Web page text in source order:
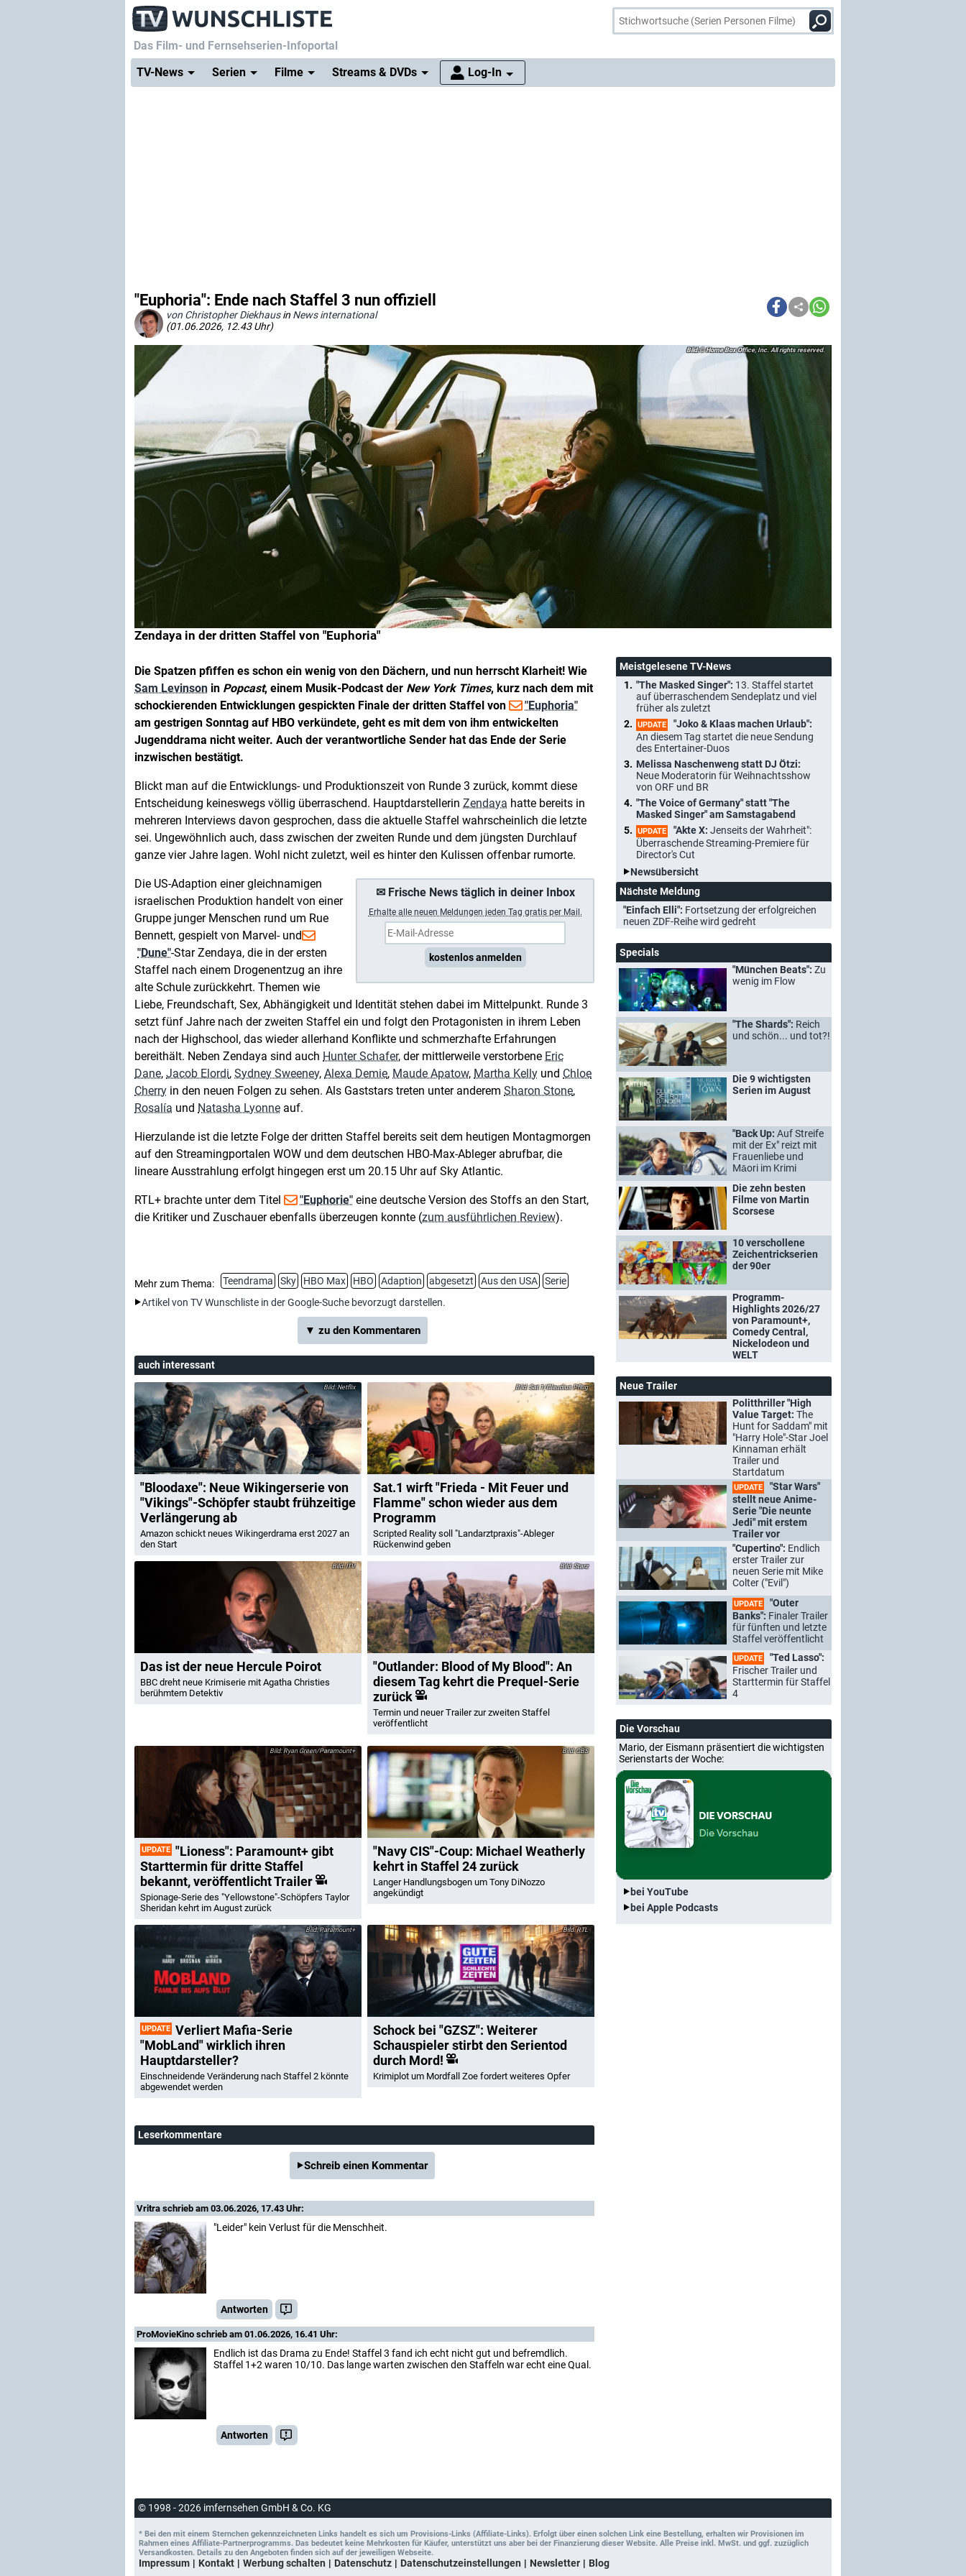
Das Film- und Fernsehserien-Infoportal
TV-News
Serien Filme Streams & DVDs Log-In
"Euphoria": Ende nach Staffel 3 nun offiziell
von Christopher Diekhausin News international
(01.06.2026, 12.43 Uhr)
Zendaya in der dritten Staffel von "Euphoria"
© Home Box Office, Inc. All rights reserved.
Die Spatzen pfiffen es schon ein wenig von den Dächern, und nun herrscht Klarheit! Wie
Sam Levinson in Popcast, einem Musik-Podcast der New York Times, kurz nach dem mit
schockierenden Entwicklungen gespickten Finale der dritten Staffel von
"Euphoria"
am gestrigen Sonntag auf HBO verkündete, geht es mit dem von ihm entwickelten
Jugenddrama nicht weiter. Auch der verantwortliche Sender hat das Ende der Serie
inzwischen bestätigt.
Blickt man auf die Entwicklungs- und Produktionszeit von Runde 3 zurück, kommt diese
Entscheidung keineswegs völlig überraschend. Hauptdarstellerin Zendaya hatte bereits in
mehreren Interviews davon gesprochen, dass die aktuelle Staffel wahrscheinlich die letzte
sei. Ungewöhnlich auch, dass zwischen der zweiten Runde und dem jüngsten Durchlauf
ganze vier Jahre lagen. Wohl nicht zuletzt, weil es hinter den Kulissen offenbar rumorte.
✉ Frische News täglich in deiner Inbox
Erhalte a lle neuen Meldungen jeden Tag gratis per Mail.
kostenlos anmelden
Die US-Adaption einer gleichnamigen
israelischen Produktion handelt von einer
Gruppe junger Menschen rund um Rue
Bennett, gespielt von Marvel- und
"Dune"-Star Zendaya, die in der ersten
Staffel nach einem Drogenentzug an ihre
alte Schule zurückkehrt. Themen wie
Liebe, Freundschaft, Sex, Abhängigkeit und Identität stehen dabei im Mittelpunkt. Runde 3
setzt fünf Jahre nach der zweiten Staffel ein und folgt den Protagonisten in ihrem Leben
nach der Highschool, das wieder allerhand Konflikte und schmerzhafte Erfahrungen
bereithält. Neben Zendaya sind auch Hunter Schafer, der mittlerweile verstorbene Eric
Dane, Jacob Elordi, Sydney Sweeney, Alexa Demie, Maude Apatow, Martha Kelly und Chloe
Cherry in den neuen Folgen zu sehen. Als Gaststars treten unter anderem Sharon Stone,
Rosalía und Natasha Lyonne auf.
Hierzulande ist die letzte Folge der dritten Staffel bereits seit dem heutigen Montagmorgen
auf den Streamingportalen WOW und dem deutschen HBO-Max-Ableger abrufbar, die
lineare Ausstrahlung erfolgt hingegen erst um 20.15 Uhr auf Sky Atlantic.
RTL+ brachte unter dem Titel "Euphorie" eine deutsche Version des Stoffs an den Start,
die Kritiker und Zuschauer ebenfalls überzeugen konnte (zum ausführlichen Review).
Mehr zum Thema: Teendrama Sky HBO Max HBO Adaption abgesetzt Aus den USA
Serie
Artikel von TV Wunschliste in der Google-Suche bevorzugt darstellen.
▼ zu den Kommentaren
auch interessant
Netflix
"Bloodaxe": Neue Wikingerserie von
"Vikings"-Schöpfer staubt frühzeitige
Verlängerung ab
Amazon schickt neues Wikingerdrama erst 2027 an
den Start
Sat.1/Claudius Pflug
Sat.1 wirft "Frieda - Mit Feuer und
Flamme" schon wieder aus dem
Programm
Scripted Reality soll "Landarztpraxis"-Ableger
Rückenwind geben
ITV
Das ist der neue Hercule Poirot
BBC dreht neue Krimiserie mit Agatha Christies
berühmtem Detektiv
Starz
"Outlander: Blood of My Blood": An
diesem Tag kehrt die Prequel-Serie
zurück
Termin und neuer Trailer zur zweiten Staffel
veröffentlicht
Ryan Green/Paramount+
UPDATE "Lioness": Paramount+ gibt
Starttermin für dritte Staffel
bekannt, veröffentlicht Trailer
Spionage-Serie des "Yellowstone"-Schöpfers Taylor
Sheridan kehrt im August zurück
CBS
"Navy CIS"-Coup: Michael Weatherly
kehrt in Staffel 24 zurück
Langer Handlungsbogen um Tony DiNozzo
angekündigt
Paramount+
UPDATE Verliert Mafia-Serie
"MobLand" wirklich ihren
Hauptdarsteller?
Einschneidende Veränderung nach Staffel 2 könnte
abgewendet werden
RTL
Schock bei "GZSZ": Weiterer
Schauspieler stirbt den Serientod
durch Mord!
Krimiplot um Mordfall Zoe fordert weiteres Opfer
Leserkommentare
Schreib einen Kommentar
Vritra schrieb am 03.06.2026, 17.43 Uhr:
"Leider" kein Verlust für die Menschheit.
Antworten
ProMovieKino schrieb am 01.06.2026, 16.41 Uhr:
Endlich ist das Drama zu Ende! Staffel 3 fand ich echt nicht gut und befremdlich.
Staffel 1+2 waren 10/10. Das lange warten zwischen den Staffeln war echt eine Qual.
Antworten
Meistgelesene TV-News
"The Masked Singer": 13. Staffel startet
auf überraschendem Sendeplatz und viel
früher als zuletzt
UPDATE
"Joko & Klaas machen Urlaub":
An diesem Tag startet die neue Sendung
des Entertainer-Duos
Melissa Naschenweng statt DJ Ötzi:
Neue Moderatorin für Weihnachtsshow
von ORF und BR
"The Voice of Germany" statt "The
Masked Singer" am Samstagabend
UPDATE "Akte X: Jenseits der Wahrheit":
Überraschende Streaming-Premiere für
Director's Cut
Newsübersicht
Nächste Meldung
"Einfach Elli": Fortsetzung der erfolgreichen
neuen ZDF-Reihe wird gedreht
Specials
"München Beats": Zu
wenig im Flow
"The Shards": Reich
und schön... und tot?!
Die 9 wichtigsten
Serien im August
"Back Up: Auf Streife
mit der Ex" reizt mit
Frauenliebe und
Māori im Krimi
Die zehn besten
Filme von Martin
Scorsese
10 verschollene
Zeichentrickserien
der 90er
Programm-
Highlights 2026/27
von Paramount+,
Comedy Central,
Nickelodeon und
WELT
Neue Trailer
Politthriller "High
Value Target: The
Hunt for Saddam" mit
"Harry Hole"-Star Joel
Kinnaman erhält
Trailer und
Startdatum
UPDATE
"Star Wars"
stellt neue Anime-
Serie "Die neunte
Jedi" mit erstem
Trailer vor
"Cupertino": Endlich
erster Trailer zur
neuen Serie mit Mike
Colter ("Evil")
UPDATE
"Outer
Banks": Finaler Trailer
für fünften und letzte
Staffel veröffentlicht
UPDATE
"Ted Lasso":
Frischer Trailer und
Starttermin für Staffel
4
Die Vorschau
Mario, der Eismann präsentiert die wichtigsten
Serienstarts der Woche:
bei YouTube
bei Apple Podcasts
© 1998 - 2026 imfernsehen GmbH & Co. KG
* Bei den mit einem Sternchen gekennzeichneten Links handelt es sich um Provisions-Links (Affiliate-Links). Erfolgt über einen solchen Link eine Bestellung, erhalten wir Provisionen im
Rahmen eines Affiliate-Partnerprogramms. Das bedeutet keine Mehrkosten für Käufer, unterstützt uns aber bei der Finanzierung dieser Website. Alle Preise inkl. MwSt. und ggf. zuzüglich
Versandkosten. Details zu den Angeboten finden sich auf der jeweiligen Webseite.
Impressum Kontakt Werbung schalten Datenschutz Datenschutzeinstellungen Newsletter Blog